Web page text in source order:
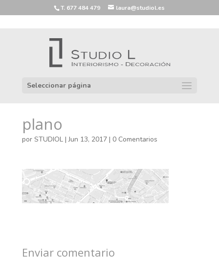
T. 677 484 479 laura@studiol.es
Seleccionar página
plano
por STUDIOL|Jun 13, 2017| 0 Comentarios
Enviar comentario